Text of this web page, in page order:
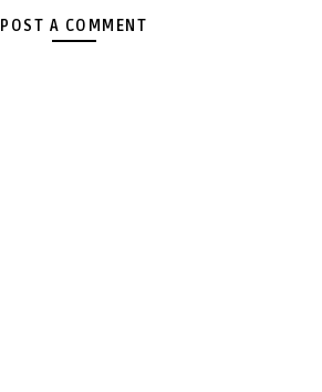
POST A COMMENT